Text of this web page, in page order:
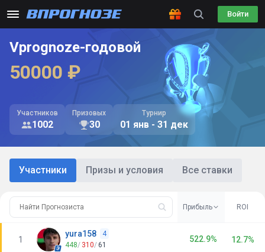
Войти
Vprognoze-годовой
50000 ₽
Участников
1002
Призовых
30
Турнир
01 янв - 31 дек
Участники Призы и условия Все ставки
Прибыль ROI
1
yura158 4
522.9%
448/ 310/ 61
12.7%